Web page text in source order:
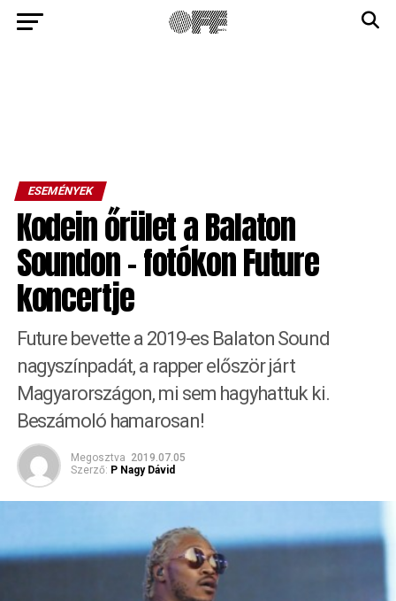
ESEMÉNYEK
Kodein őrület a Balaton
Soundon – fotókon Future
koncertje
Future bevette a 2019-es Balaton Sound
nagyszínpadát, a rapper először járt
Magyarországon, mi sem hagyhattuk ki.
Beszámoló hamarosan!
Megosztva 2019.07.05
Szerző: P Nagy Dávid